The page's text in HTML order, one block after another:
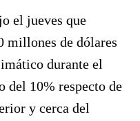
el jueves que
millones de dólares
durante el
del 10% respecto de
y cerca del